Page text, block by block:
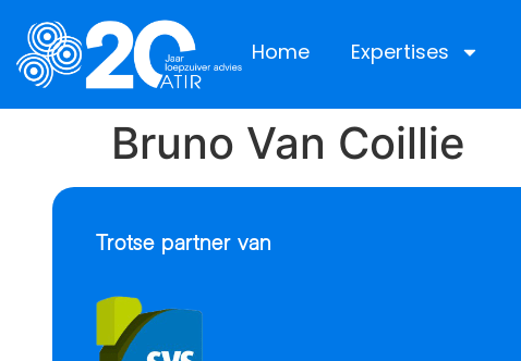
Home Expertises
Bruno Van Coillie
Trotse partner van